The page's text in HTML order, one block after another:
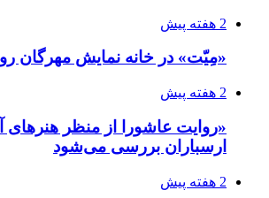
2 هفته پیش
«مِیّت» در خانه نمایش مهرگان
2 هفته پیش
«روایت عاشورا از منظر هنرهای
ارسباران بررسی می‌شود
2 هفته پیش